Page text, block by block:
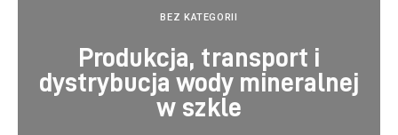
Dom i ogród
BEZ KATEGORII
Produkcja, transport i
dystrybucja wody mineralnej
w szkle